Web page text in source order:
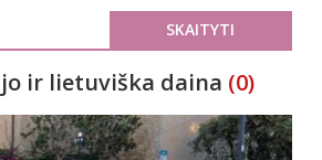
SKAITYTI
ir lietuviška daina (0)